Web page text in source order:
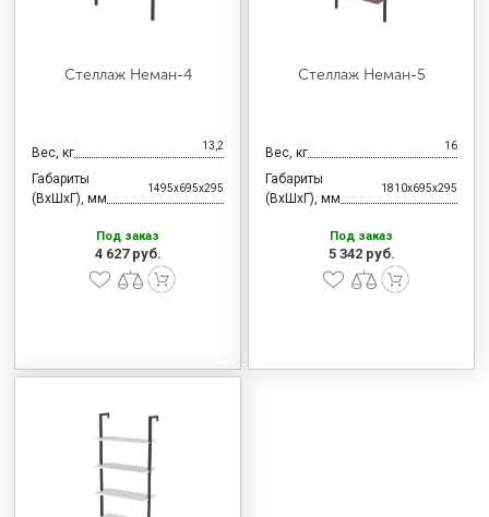
МЕБЕЛЬ ДЛЯ ДОМА
МЕБЕЛЬ ДЛЯ СТОЛОВЫХ
Стеллаж Неман-4
Вес, кг 13,2
Габариты
(ВхШхГ), мм
1495x695x295
Под заказ
4 627 руб.
Стеллаж Неман-5
Вес, кг 16
Габариты
(ВхШхГ), мм
1810x695x295
Под заказ
5 342 руб.